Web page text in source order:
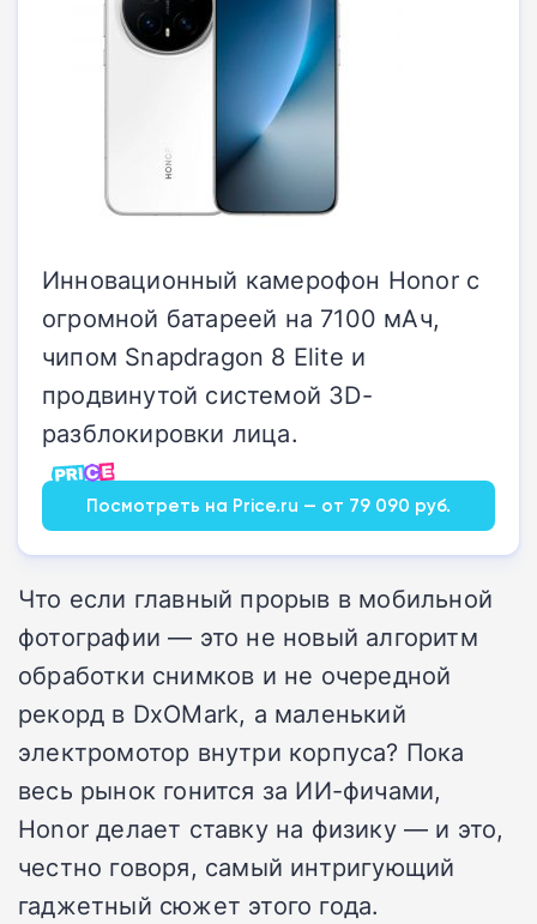
Инновационный камерофон Honor с
огромной батареей на 7100 мАч,
чипом Snapdragon 8 Elite и
продвинутой системой 3D-
разблокировки лица.
Посмотреть на Price.ru — от 79 090 руб.
Что если главный прорыв в мобильной
фотографии — это не новый алгоритм
обработки снимков и не очередной
рекорд в DxOMark, а маленький
электромотор внутри корпуса? Пока
весь рынок гонится за ИИ-фичами,
Honor делает ставку на физику — и это,
честно говоря, самый интригующий
гаджетный сюжет этого года.